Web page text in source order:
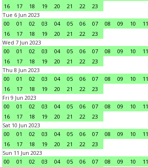
16
17 18 19 20 21 22
23
Tue 6 Jun 2023
00
01 02 03 04 05 06 07 08 09 10 11
16
17 18 19 20 21 22
23
Wed 7 Jun 2023
00
01 02 03 04 05 06 07 08 09 10 11
16
17 18 19 20 21 22
23
Thu 8 Jun 2023
00
01 02 03 04 05 06 07 08 09 10 11
16
17 18 19 20 21 22
23
Fri 9 Jun 2023
00
01 02 03 04 05 06 07 08 09 10 11
16
17 18 19 20 21 22
23
Sat 10 Jun 2023
00
01 02 03 04 05 06 07 08 09 10 11
16
17 18 19 20 21 22
23
Sun 11 Jun 2023
00
01 02 03 04 05 06 07 08 09 10 11